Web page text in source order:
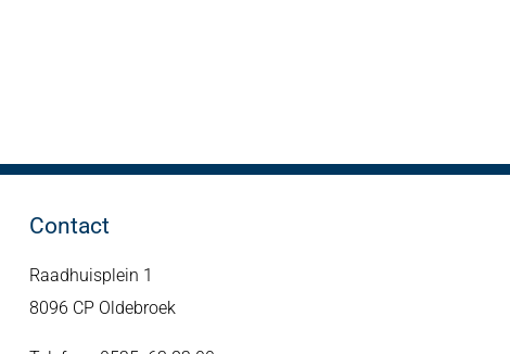
Contact
Raadhuisplein 1
8096 CP Oldebroek